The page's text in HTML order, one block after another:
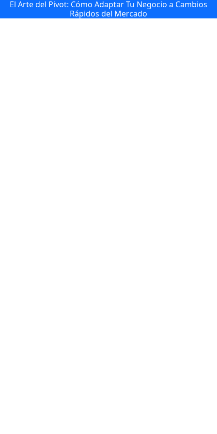
El Arte del Pivot: Cómo Adaptar Tu Negocio a Cambios
Rápidos del Mercado